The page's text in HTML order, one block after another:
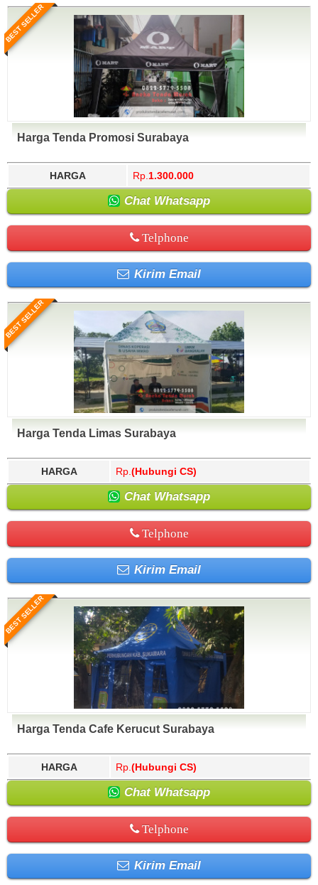
BEST SELLER
Harga Tenda Promosi Surabaya
HARGA Rp. 1.300.000
Chat Whatsapp
Telphone
Kirim Email
BEST SELLER
Harga Tenda Limas Surabaya
HARGA Rp. (Hubungi CS)
Chat Whatsapp
Telphone
Kirim Email
BEST SELLER
Harga Tenda Cafe Kerucut Surabaya
HARGA Rp. (Hubungi CS)
Chat Whatsapp
Telphone
Kirim Email